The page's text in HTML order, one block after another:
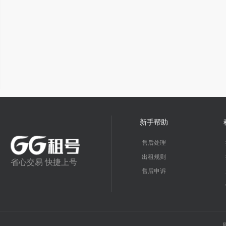
省心交易 快捷上号
新手帮助
售后处理
出租规则
售后申诉